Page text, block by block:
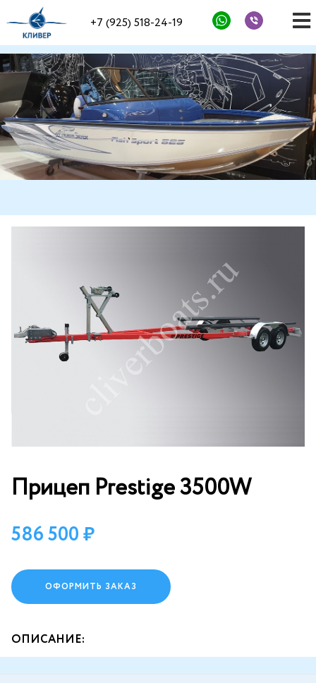
+7 (925) 518-24-19
Прицеп Prestige 3500W
586 500
ОФОРМИТЬ ЗАКАЗ
ОПИСАНИЕ: